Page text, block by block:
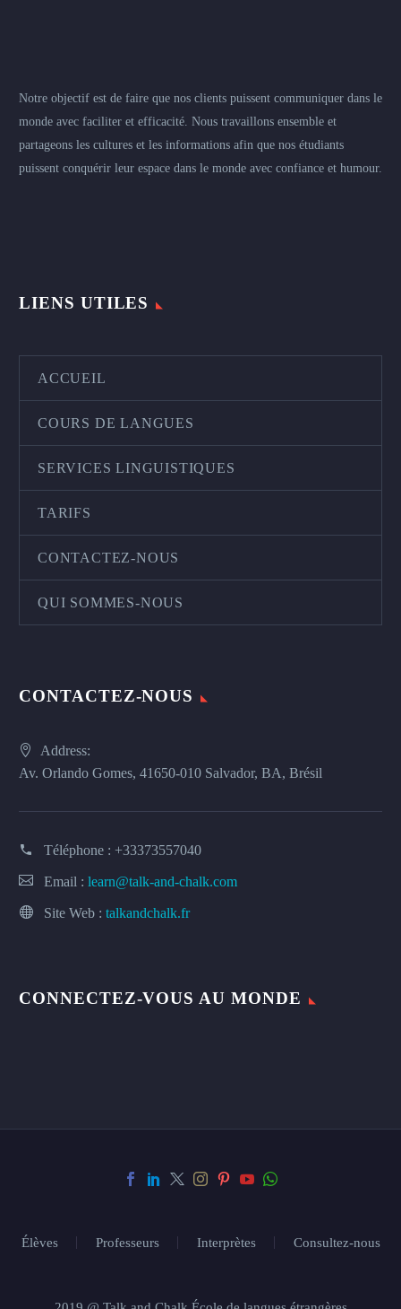
Notre objectif est de faire que nos clients puissent communiquer dans le
monde avec faciliter et efficacité. Nous travaillons ensemble et
partageons les cultures et les informations afin que nos étudiants
puissent conquérir leur espace dans le monde avec confiance et humour.
LIENS UTILES
ACCUEIL
COURS DE LANGUES
SERVICES LINGUISTIQUES
TARIFS
CONTACTEZ-NOUS
QUI SOMMES-NOUS
CONTACTEZ-NOUS
Address:
Av. Orlando Gomes, 41650-010 Salvador, BA, Brésil
Téléphone : +33373557040
Email : learn@talk-and-chalk.com
Site Web : talkandchalk.fr
CONNECTEZ-VOUS AU MONDE
Élèves Professeurs Interprètes Consultez-nous